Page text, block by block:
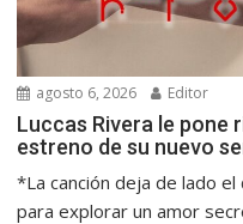
agosto 6, 2026 Editor
Luccas Rivera le pone
estreno de su nuevo
*La canción deja de lado
para explorar un amor